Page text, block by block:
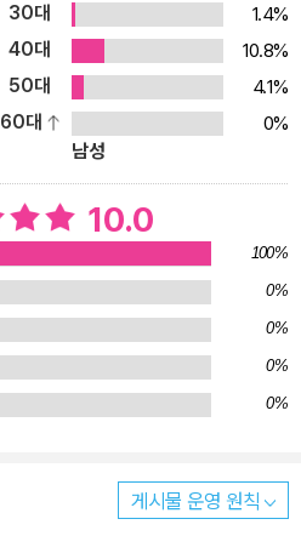
30대
1.4%
40대
10.8%
50대
4.1%
60대
0%
남성
10.0
100%
0%
0%
0%
0%
게시물 운영 원칙